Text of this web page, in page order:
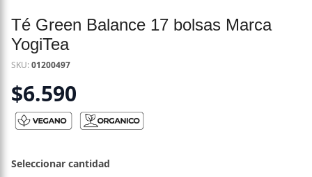
Té Green Balance 17 bolsas Marca
YogiTea
SKU:01200497
$6.590
Seleccionar cantidad